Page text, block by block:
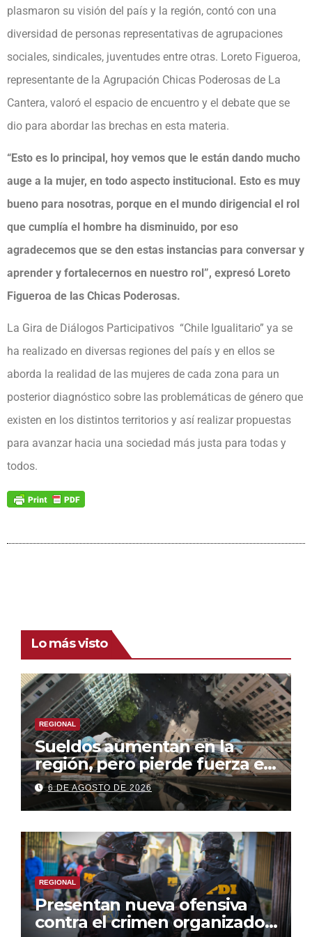
plasmaron su visión del país y la región, contó con una
diversidad de personas representativas de agrupaciones
sociales, sindicales, juventudes entre otras. Loreto Figueroa,
representante de la Agrupación Chicas Poderosas de La
Cantera, valoró el espacio de encuentro y el debate que se
dio para abordar las brechas en esta materia.
“Esto es lo principal, hoy vemos que le están dando mucho
auge a la mujer, en todo aspecto institucional. Esto es muy
bueno para nosotras, porque en el mundo dirigencial el rol
que cumplía el hombre ha disminuido, por eso
agradecemos que se den estas instancias para conversar y
aprender y fortalecernos en nuestro rol”, expresó Loreto
Figueroa de las Chicas Poderosas.
La Gira de Diálogos Participativos “Chile Igualitario” ya se
ha realizado en diversas regiones del país y en ellos se
aborda la realidad de las mujeres de cada zona para un
posterior diagnóstico sobre las problemáticas de género que
existen en los distintos territorios y así realizar propuestas
para avanzar hacia una sociedad más justa para todas y
todos.
Lo más visto
REGIONAL
Sueldos aumentan en la
región, pero pierde fuerza el
empleo formal
6 DE AGOSTO DE 2026
REGIONAL
Presentan nueva ofensiva
contra el crimen organizado: